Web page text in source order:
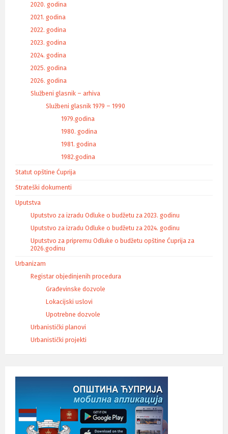
2020. godina
2021. godina
2022. godina
2023. godina
2024. godina
2025. godina
2026. godina
Službeni glasnik – arhiva
Službeni glasnik 1979 – 1990
1979.godina
1980. godina
1981. godina
1982.godina
Statut opštine Ćuprija
Strateški dokumenti
Uputstva
Uputstvo za izradu Odluke o budžetu za 2023. godinu
Uputstvo za izradu Odluke o budžetu za 2024. godinu
Uputstvo za pripremu Odluke o budžetu opštine Ćuprija za
2026.godinu
Urbanizam
Registar objedinjenih procedura
Građevinske dozvole
Lokacijski uslovi
Upotrebne dozvole
Urbanistički planovi
Urbanistički projekti